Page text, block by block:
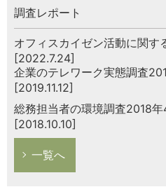
調査レポート
オフィスカイゼン活動に関す
[2022.7.24]
企業のテレワーク実態調査
[2019.11.12]
総務担当者の環境調査2018年
[2018.10.10]
一覧へ